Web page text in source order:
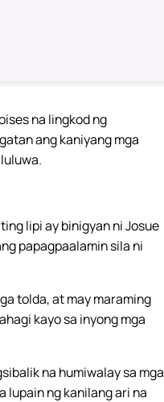
na lingkod ng
ang kaniyang mga
lipi ay binigyan ni Josue
papagpaalamin sila ni
tolda, at may maraming
kayo sa inyong mga
na humiwalay sa mga
lupain ng kanilang ari na